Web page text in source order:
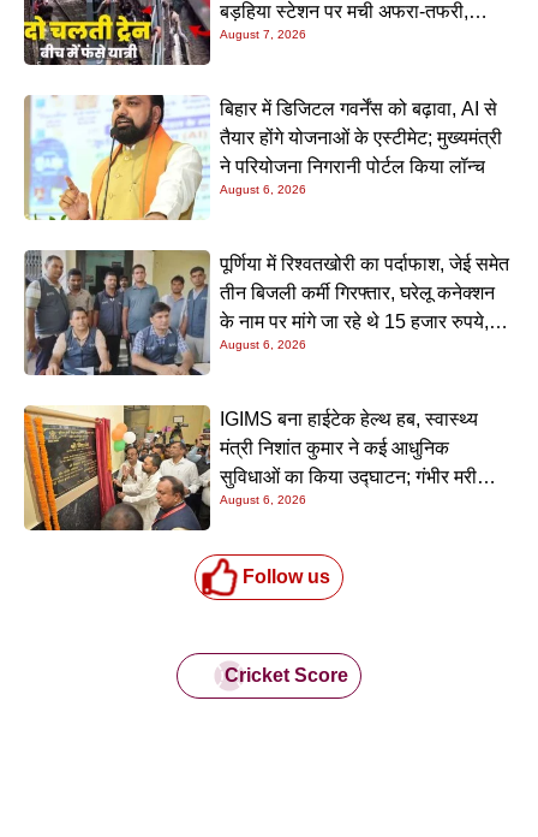
बड़हिया स्टेशन पर मची अफरा-तफरी,
यात्रियों की लापरवाही आई सामने
August 7, 2026
बिहार में डिजिटल गवर्नेंस को बढ़ावा, AI से
तैयार होंगे योजनाओं के एस्टीमेट; मुख्यमंत्री
ने परियोजना निगरानी पोर्टल किया लॉन्च
August 6, 2026
पूर्णिया में रिश्वतखोरी का पर्दाफाश, जेई समेत
तीन बिजली कर्मी गिरफ्तार, घरेलू कनेक्शन
के नाम पर मांगे जा रहे थे 15 हजार रुपये,
निगरानी टीम ने रंगे हाथ पकड़ा
August 6, 2026
IGIMS बना हाईटेक हेल्थ हब, स्वास्थ्य
मंत्री निशांत कुमार ने कई आधुनिक
सुविधाओं का किया उद्घाटन; गंभीर मरीजों
के इलाज में आएगा बड़ा सुधार
August 6, 2026
Follow us
Cricket Score